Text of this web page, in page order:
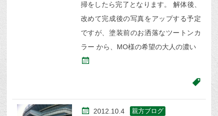
掃をしたら完了となります。 解体後、
改めて完成後の写真をアップする予定
ですが、塗装前のお洒落なツートンカ
ラー から、MO様の希望の大人の濃い
2012.10.4 親方ブログ